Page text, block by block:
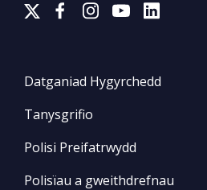
Datganiad Hygyrchedd
Tanysgrifio
Polisi Preifatrwydd
Polisïau a gweithdrefnau